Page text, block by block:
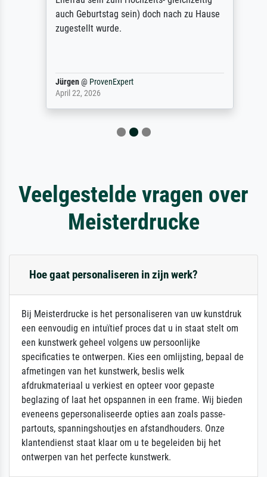
auch Geburtstag sein) doch nach zu Hause
zugestellt wurde.
Jürgen@ProvenExpert
April 22, 2026
Veelgestelde vragen over
Meisterdrucke
Hoe gaat personaliseren in zijn werk?
Bij Meisterdrucke is het personaliseren van uw kunstdruk
een eenvoudig en intuïtief proces dat u in staat stelt om
een kunstwerk geheel volgens uw persoonlijke
specificaties te ontwerpen. Kies een omlijsting, bepaal de
afmetingen van het kunstwerk, beslis welk
afdrukmateriaal u verkiest en opteer voor gepaste
beglazing of laat het opspannen in een frame. Wij bieden
eveneens gepersonaliseerde opties aan zoals passe-
partouts, spanningshoutjes en afstandhouders. Onze
klantendienst staat klaar om u te begeleiden bij het
ontwerpen van het perfecte kunstwerk.